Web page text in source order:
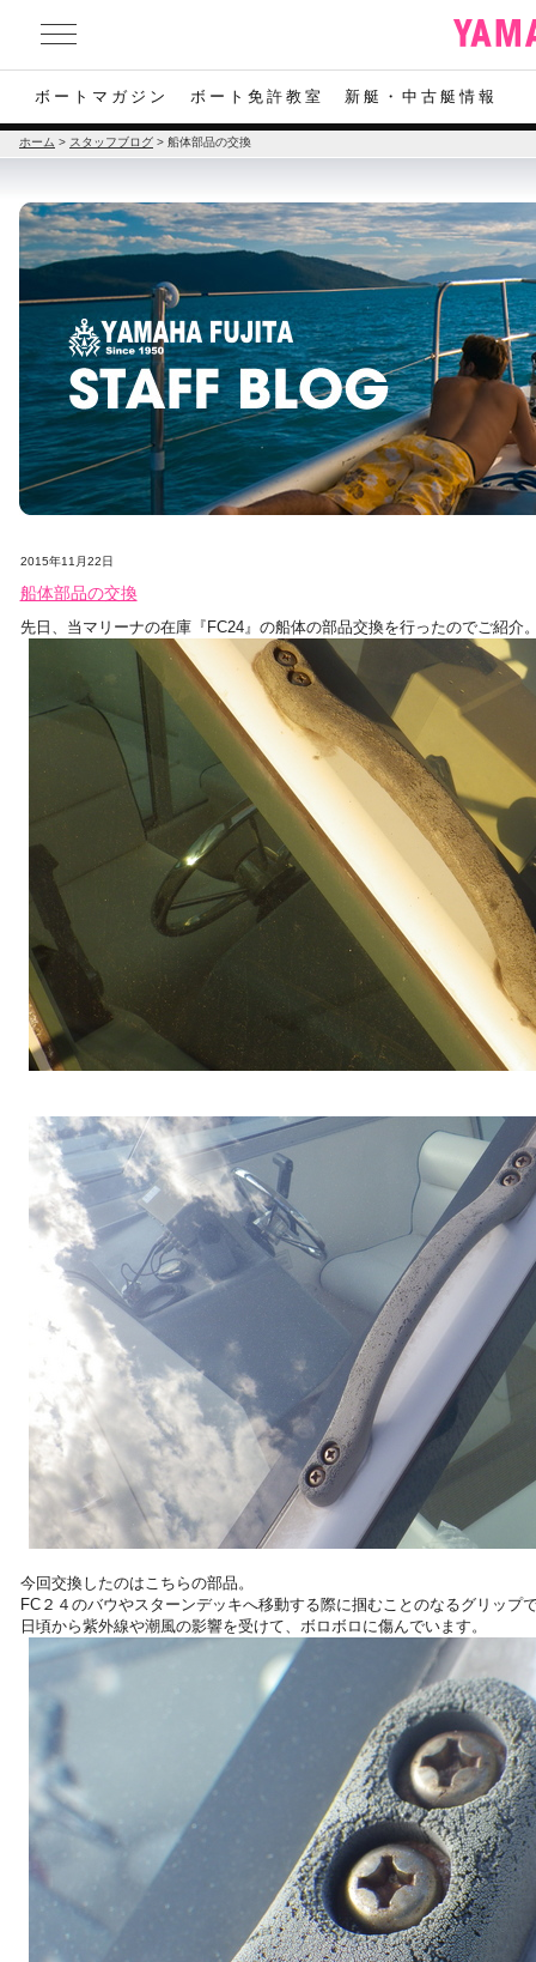
ボートマガジン ボート免許教室 新艇・中古艇情報
ホーム > スタッフブログ > 船体部品の交換
2015年11月22日
船体部品の交換
先日、当マリーナの在庫『FC24』の船体の部品交換を行ったのでご紹介
今回交換したのはこちらの部品。
FC２４のバウやスターンデッキへ移動する際に掴むことのなるグリップ
日頃から紫外線や潮風の影響を受けて、ボロボロに傷んでいます。